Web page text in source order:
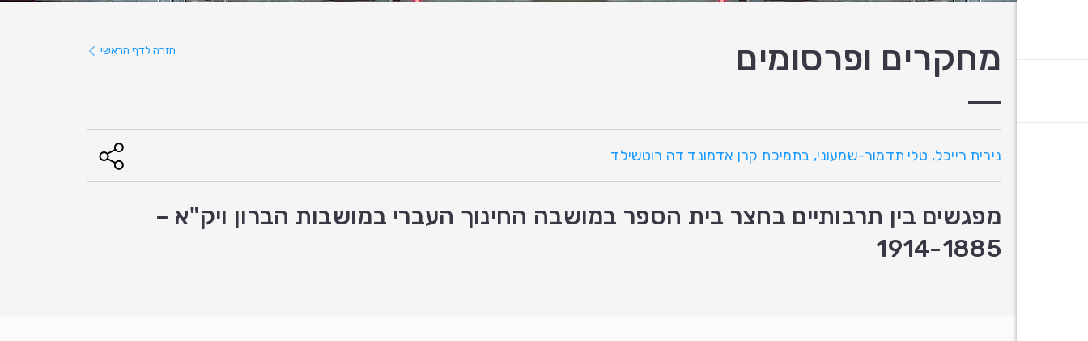
חזרה לדף הראשי מחקרים ופרסומים
נירית רייכל, טלי תדמור-שמעוני, בתמיכת קרן אדמונד דה רוטשילד
מפגשים בין תרבותיים בחצר בית הספר במושבה החינוך העברי במושבות הברון ויק"א –
1914-1885